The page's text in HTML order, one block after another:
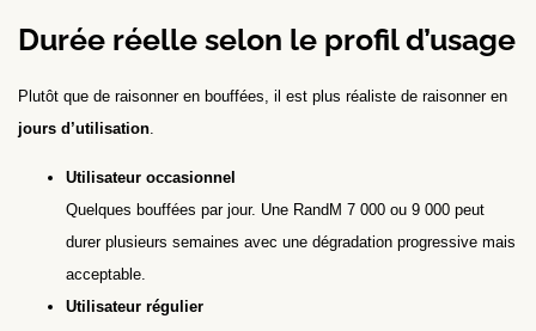
Durée réelle selon le profil d’usage
Plutôt que de raisonner en bouffées, il est plus réaliste de raisonner en
jours d’utilisation
Utilisateur occasionnel
Quelques bouffées par jour. Une RandM 7 000 ou 9 000 peut
durer plusieurs semaines avec une dégradation progressive mais
acceptable.
Utilisateur régulier